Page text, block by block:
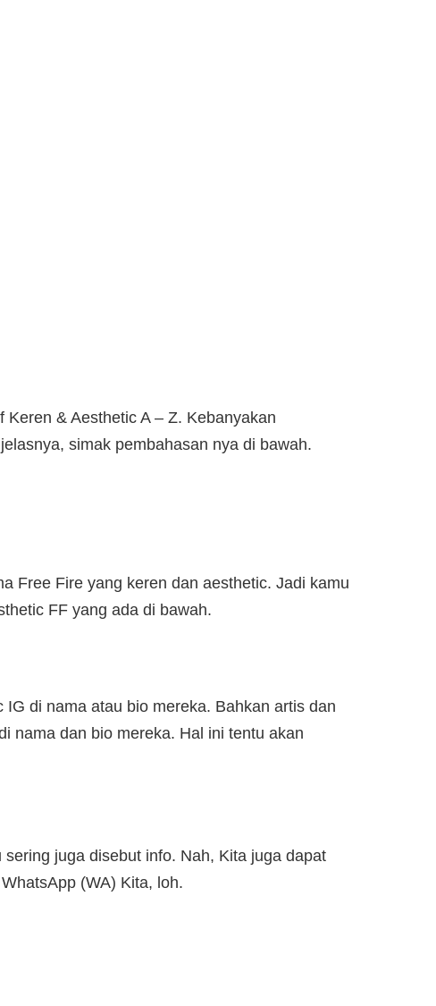
& Aesthetic A – Z. Kebanyakan
simak pembahasan nya di bawah.
Free Fire yang keren dan aesthetic. Jadi kamu
FF yang ada di bawah.
di nama atau bio mereka. Bahkan artis dan
nama dan bio mereka. Hal ini tentu akan
juga disebut info. Nah, Kita juga dapat
(WA) Kita, loh.